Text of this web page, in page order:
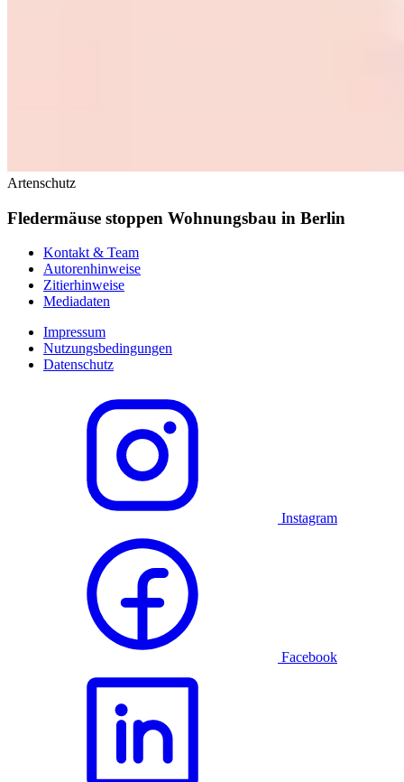
Artenschutz
Fledermäuse stoppen Wohnungsbau in Berlin
Kontakt & Team
Autorenhinweise
Zitierhinweise
Mediadaten
Impressum
Nutzungsbedingungen
Datenschutz
Instagram
Facebook